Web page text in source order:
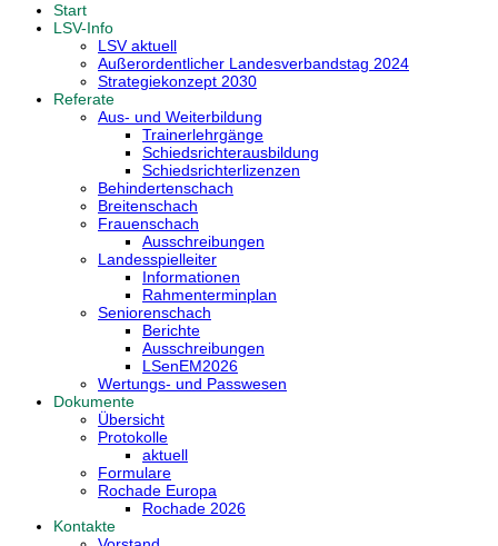
Start
LSV-Info
LSV aktuell
Außerordentlicher Landesverbandstag 2024
Strategiekonzept 2030
Referate
Aus- und Weiterbildung
Trainerlehrgänge
Schiedsrichterausbildung
Schiedsrichterlizenzen
Behindertenschach
Breitenschach
Frauenschach
Ausschreibungen
Landesspielleiter
Informationen
Rahmenterminplan
Seniorenschach
Berichte
Ausschreibungen
LSenEM2026
Wertungs- und Passwesen
Dokumente
Übersicht
Protokolle
aktuell
Formulare
Rochade Europa
Rochade 2026
Kontakte